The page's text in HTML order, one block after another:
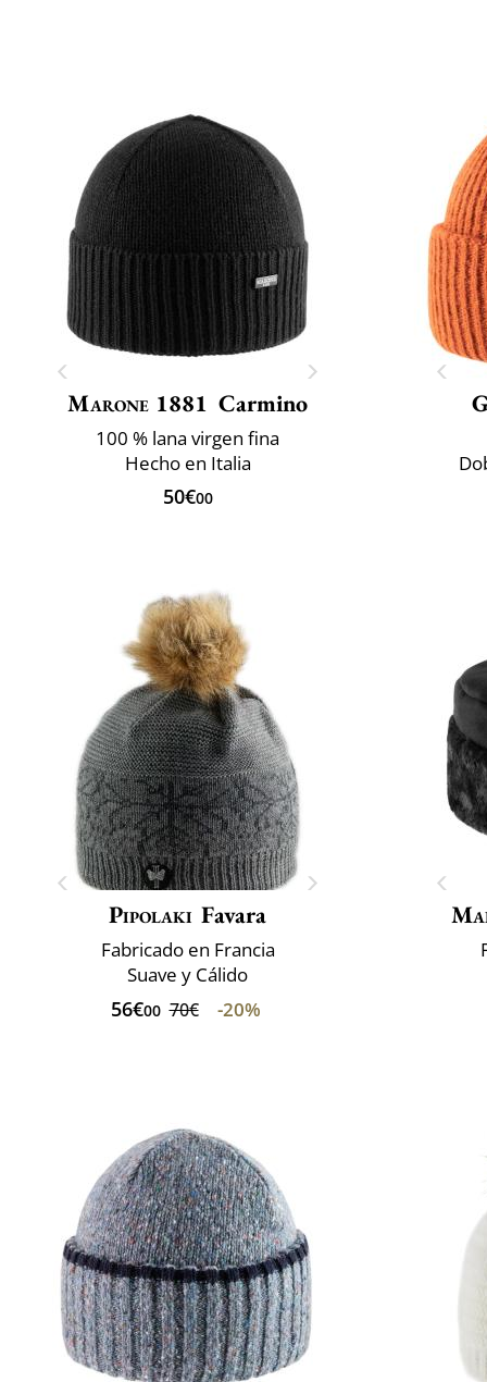
Marone 1881 Carmino
100 % lana virgen fina
Hecho en Italia
50€00
Pipolaki Favara
Fabricado en Francia
Suave y Cálido
56€00 70€ -20%